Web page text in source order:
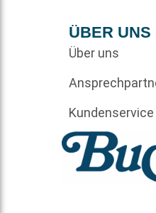
ÜBER UNS
Über uns
Kundenservice